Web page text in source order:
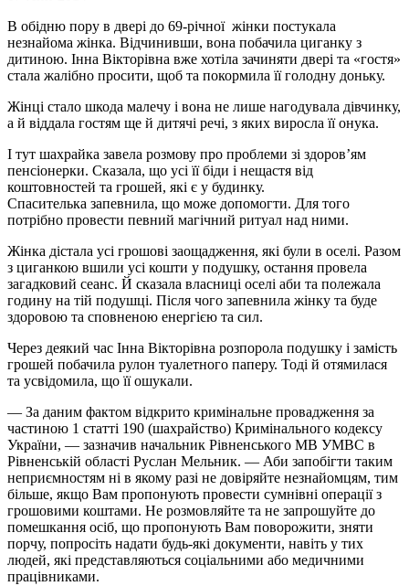
В обідню пору в двері до 69-річної жінки постукала
незнайома жінка. Відчинивши, вона побачила циганку з
дитиною. Інна Вікторівна вже хотіла зачиняти двері та «гостя»
стала жалібно просити, щоб та покормила її голодну доньку.
Жінці стало шкода малечу і вона не лише нагодувала дівчинку,
а й віддала гостям ще й дитячі речі, з яких виросла її онука.
І тут шахрайка завела розмову про проблеми зі здоров’ям
пенсіонерки. Сказала, що усі її біди і нещастя від
коштовностей та грошей, які є у будинку.
Спасителька запевнила, що може допомогти. Для того
потрібно провести певний магічний ритуал над ними.
Жінка дістала усі грошові заощадження, які були в оселі. Разом
з циганкою вшили усі кошти у подушку, остання провела
загадковий сеанс. Й сказала власниці оселі аби та полежала
годину на тій подушці. Після чого запевнила жінку та буде
здоровою та сповненою енергією та сил.
Через деякий час Інна Вікторівна розпорола подушку і замість
грошей побачила рулон туалетного паперу. Тоді й отямилася
та усвідомила, що її ошукали.
— За даним фактом відкрито кримінальне провадження за
частиною 1 статті 190 (шахрайство) Кримінального кодексу
України, — зазначив начальник Рівненського МВ УМВС в
Рівненській області Руслан Мельник. — Аби запобігти таким
неприємностям ні в якому разі не довіряйте незнайомцям, тим
більше, якщо Вам пропонують провести сумнівні операції з
грошовими коштами. Не розмовляйте та не запрошуйте до
помешкання осіб, що пропонують Вам поворожити, зняти
порчу, попросіть надати будь-які документи, навіть у тих
людей, які представляються соціальними або медичними
працівниками.